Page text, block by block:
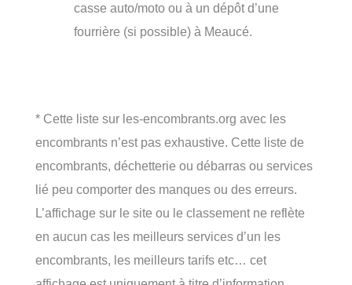
casse auto/moto ou à un dépôt d’une
fourrière (si possible) à Meaucé.
* Cette liste sur les-encombrants.org avec les
encombrants n’est pas exhaustive. Cette liste de
encombrants, déchetterie ou débarras ou services
lié peu comporter des manques ou des erreurs.
L’affichage sur le site ou le classement ne reflète
en aucun cas les meilleurs services d’un les
encombrants, les meilleurs tarifs etc… cet